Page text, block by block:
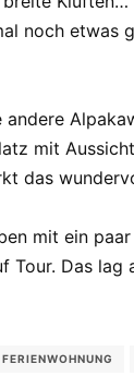
noch
mit
das
mit ein
Das
FERIENWOHNUNG